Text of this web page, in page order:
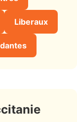
Liberaux